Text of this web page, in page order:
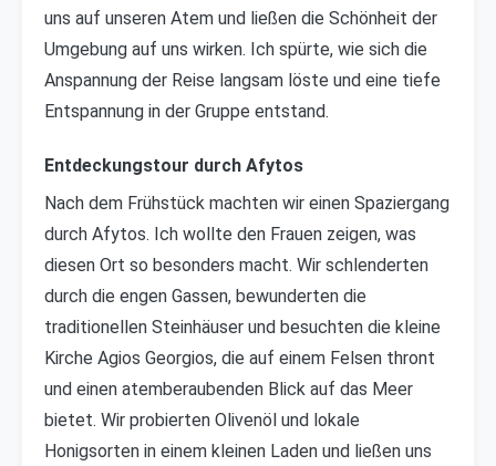
uns auf unseren Atem und ließen die Schönheit der
Umgebung auf uns wirken. Ich spürte, wie sich die
Anspannung der Reise langsam löste und eine tiefe
Entspannung in der Gruppe entstand.
Entdeckungstour durch Afytos
Nach dem Frühstück machten wir einen Spaziergang
durch Afytos. Ich wollte den Frauen zeigen, was
diesen Ort so besonders macht. Wir schlenderten
durch die engen Gassen, bewunderten die
traditionellen Steinhäuser und besuchten die kleine
Kirche Agios Georgios, die auf einem Felsen thront
und einen atemberaubenden Blick auf das Meer
bietet. Wir probierten Olivenöl und lokale
Honigsorten in einem kleinen Laden und ließen uns